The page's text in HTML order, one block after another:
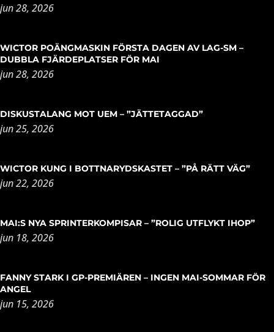
jun 28, 2026
WICTOR POÄNGMASKIN FÖRSTA DAGEN AV LAG-SM –
DUBBLA FJÄRDEPLATSER FÖR MAI
jun 28, 2026
DISKUSTALANG MOT UEM – ”JÄTTETAGGAD”
jun 25, 2026
WICTOR KUNG I BOTTNARYDSKASTET – ”PÅ RÄTT VÄG”
jun 22, 2026
MAI:S NYA SPRINTERKOMPISAR – ”ROLIG UTFLYKT IHOP”
jun 18, 2026
FANNY STARK I GP-PREMIÄREN – INGEN MAI-SOMMAR FÖR
ANGEL
jun 15, 2026